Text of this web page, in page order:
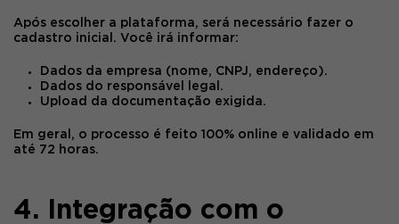
Após escolher a plataforma, será necessário fazer o
cadastro inicial . Você irá informar:
Dados da empresa (nome, CNPJ, endereço).
Dados do responsável legal.
Upload da documentação exigida.
Em geral, o processo é feito 100% online e validado em
até 72 horas.
4. Integração com o